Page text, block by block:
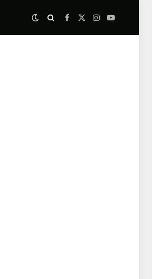
Facebook
X
Instagram
YouTube